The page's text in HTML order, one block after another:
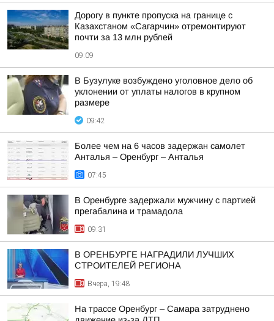
Дорогу в пункте пропуска на границе с
Казахстаном «Сагарчин» отремонтируют
почти за 13 млн рублей
09:09
В Бузулуке возбуждено уголовное дело об
уклонении от уплаты налогов в крупном
размере
09:42
Более чем на 6 часов задержан самолет
Анталья – Оренбург – Анталья
07:45
В Оренбурге задержали мужчину с партией
прегабалина и трамадола
09:31
В ОРЕНБУРГЕ НАГРАДИЛИ ЛУЧШИХ
СТРОИТЕЛЕЙ РЕГИОНА
Вчера, 19:48
На трассе Оренбург – Самара затруднено